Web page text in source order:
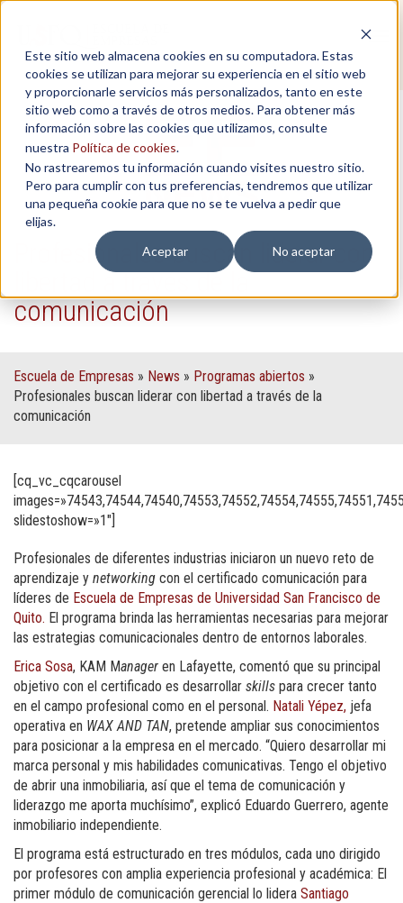
Este sitio web almacena cookies en su computadora. Estas
cookies se utilizan para mejorar su experiencia en el sitio web
y proporcionarle servicios más personalizados, tanto en este
sitio web como a través de otros medios. Para obtener más
información sobre las cookies que utilizamos, consulte
nuestra Política de cookies.
No rastrearemos tu información cuando visites nuestro sitio.
Pero para cumplir con tus preferencias, tendremos que utilizar
una pequeña cookie para que no se te vuelva a pedir que
elijas.
Aceptar
No aceptar
Profesionales buscan liderar con
libertad a través de la
comunicación
Escuela de Empresas » News » Programas abiertos »
Profesionales buscan liderar con libertad a través de la
comunicación
[cq_vc_cqcarousel
slidestoshow=»1″]
Profesionales de diferentes industrias iniciaron un nuevo reto de
aprendizaje y networking con el certificado comunicación para
líderes de Escuela de Empresas de Universidad San Francisco de
Quito. El programa brinda las herramientas necesarias para mejorar
las estrategias comunicacionales dentro de entornos laborales.
Erica Sosa, KAM Manager en Lafayette, comentó que su principal
objetivo con el certificado es desarrollar skills para crecer tanto
en el campo profesional como en el personal. Natali Yépez, jefa
operativa en WAX AND TAN, pretende ampliar sus conocimientos
para posicionar a la empresa en el mercado. “Quiero desarrollar mi
marca personal y mis habilidades comunicativas. Tengo el objetivo
de abrir una inmobiliaria, así que el tema de comunicación y
liderazgo me aporta muchísimo”, explicó Eduardo Guerrero, agente
inmobiliario independiente.
El programa está estructurado en tres módulos, cada uno dirigido
por profesores con amplia experiencia profesional y académica: El
primer módulo de comunicación gerencial lo lidera Santiago